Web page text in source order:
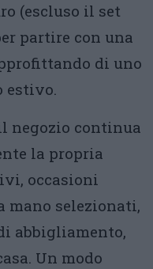
(escluso il set
partire con una
di uno
estivo.
negozio continua
la propria
occasioni
mano selezionati,
abbigliamento,
Un modo